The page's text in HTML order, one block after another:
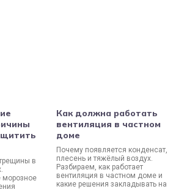
в
морозное
Как должна работать
вентиляция в частном
доме
Почему появляется конденсат,
плесень и тяжёлый воздух.
Разбираем, как работает
вентиляция в частном доме и
какие решения закладывать на